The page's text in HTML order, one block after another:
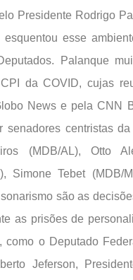
Presidente Rodrigo
esquentou esse
Palanque
da COVID, cujas
News e pela CNN
senadores centristas
(MDB/AL), Otto
Simone Tebet
são as
as prisões de
como o Deputado
Jeferson,